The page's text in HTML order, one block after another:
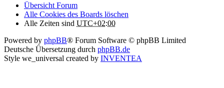
Übersicht Forum
Alle Cookies des Boards löschen
Alle Zeiten sind UTC+02:00
Powered by phpBB® Forum Software © phpBB Limited
Deutsche Übersetzung durch phpBB.de
Style we_universal created by INVENTEA